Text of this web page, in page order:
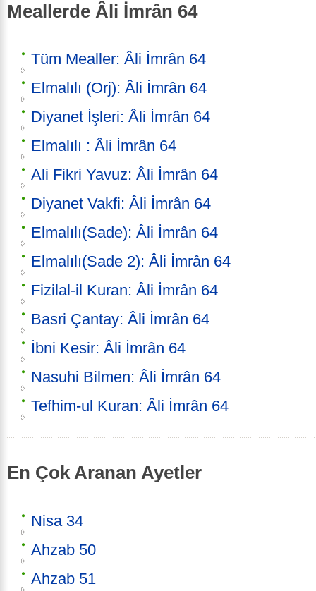
Meallerde Âli İmrân 64
Tüm Mealler: Âli İmrân 64
Elmalılı (Orj): Âli İmrân 64
Diyanet İşleri: Âli İmrân 64
Elmalılı : Âli İmrân 64
Ali Fikri Yavuz: Âli İmrân 64
Diyanet Vakfi: Âli İmrân 64
Elmalılı(Sade): Âli İmrân 64
Elmalılı(Sade 2): Âli İmrân 64
Fizilal-il Kuran: Âli İmrân 64
Basri Çantay: Âli İmrân 64
İbni Kesir: Âli İmrân 64
Nasuhi Bilmen: Âli İmrân 64
Tefhim-ul Kuran: Âli İmrân 64
En Çok Aranan Ayetler
Nisa 34
Ahzab 50
Ahzab 51